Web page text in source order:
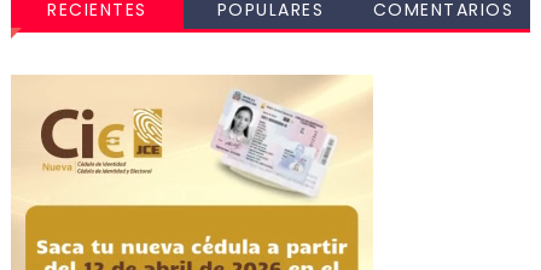
RECIENTES POPULARES COMENTARIOS